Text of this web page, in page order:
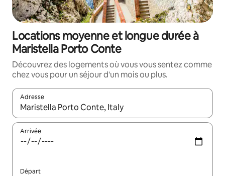
Locations moyenne et longue durée à
Maristella Porto Conte
Découvrez des logements où vous vous sentez comme
chez vous pour un séjour d'un mois ou plus.
Adresse
Lorsque les résultats s'affichent, utilisez les flèches vers le
Arrivée
Départ